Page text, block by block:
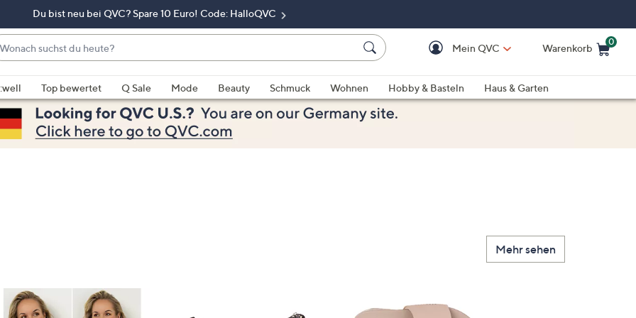
Du bist neu bei QVC? Spare 10 Euro! Code: HalloQVC
Mein QVC Warenkorb
0
Top bewertet Q Sale Mode Beauty Schmuck Wohnen Hobby & Basteln
Haus & Garten
Mehr sehen